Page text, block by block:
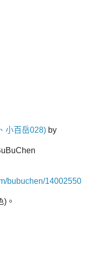
小百岳028) by
bubuchen/14002550
)。